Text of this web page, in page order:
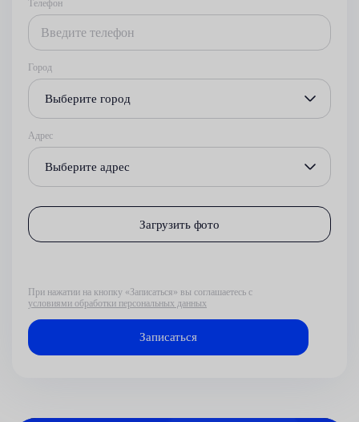
Телефон
Город
Выберите город
Адрес
Выберите адрес
Загрузить фото
При нажатии на кнопку «Записаться» вы соглашаетесь с
условиями обработки персональных данных